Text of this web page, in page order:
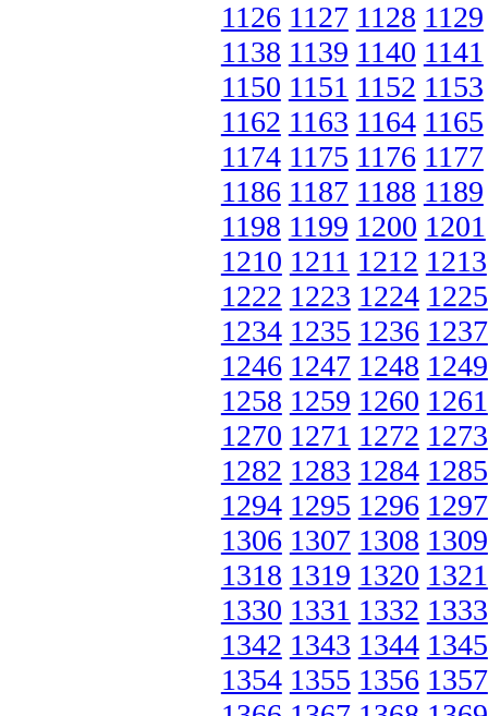
1126 1127 1128 1129
1138 1139 1140 1141
1150 1151 1152 1153
1162 1163 1164 1165
1174 1175 1176 1177
1186 1187 1188 1189
1198 1199 1200 1201
1210 1211 1212 1213
1222 1223 1224 1225
1234 1235 1236 1237
1246 1247 1248 1249
1258 1259 1260 1261
1270 1271 1272 1273
1282 1283 1284 1285
1294 1295 1296 1297
1306 1307 1308 1309
1318 1319 1320 1321
1330 1331 1332 1333
1342 1343 1344 1345
1354 1355 1356 1357